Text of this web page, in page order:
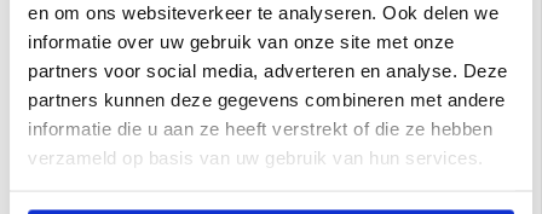
en om ons websiteverkeer te analyseren. Ook delen we
informatie over uw gebruik van onze site met onze
partners voor social media, adverteren en analyse. Deze
partners kunnen deze gegevens combineren met andere
informatie die u aan ze heeft verstrekt of die ze hebben
verzameld op basis van uw gebruik van hun services.
Winckelmans Dots 5x5
cm, vlak, cafe (CAF), 9
mm dik, doos a 25
stuks
€15,00 per stuk
Toevoegen aan winkelwagen
Winckelmans Dots 5x5
cm, vlak, cognac
(COG), 9 mm dik, doos
a 25 stuks
€15,00 per stuk